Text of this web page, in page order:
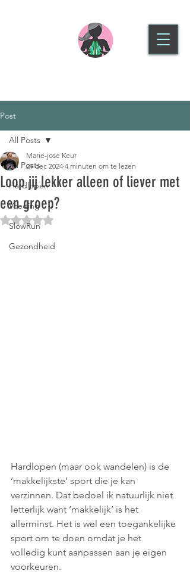
Post
All Posts
Hardlopen
Voeding
SlowRun
Gezondheid
All Posts
Loop jij lekker alleen of liever met
een groep?
Marie-jose Keur
29 dec 2024 4 minuten om te lezen
Beoordeeld met NaN uit 5 sterren.
Hardlopen (maar ook wandelen) is de
‘makkelijkste’ sport die je kan
verzinnen. Dat bedoel ik natuurlijk niet
letterlijk want ‘makkelijk’ is het
allerminst. Het is wel een toegankelijke
sport om te doen omdat je het
volledig kunt aanpassen aan je eigen
voorkeuren.